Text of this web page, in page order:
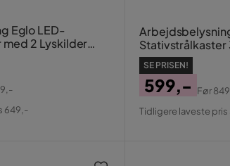
Eglo LED-
2 Lyskilder
649,-
Stativstrålkaster
SE PRISEN!
Pris
599,-
Original
Før
Tidligere laveste